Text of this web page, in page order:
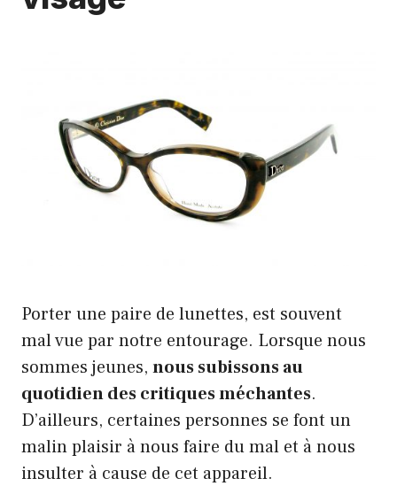
Porter une paire de lunettes, est souvent
mal vue par notre entourage. Lorsque nous
sommes jeunes, nous subissons au
quotidien des critiques méchantes.
D’ailleurs, certaines personnes se font un
malin plaisir à nous faire du mal et à nous
insulter à cause de cet appareil.